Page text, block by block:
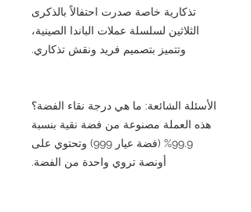
تذكارية خاصة صدرت احتفالاً بالذكرى
الثلاثين لسلسلة عملات الباندا الصينية،
وتتميز بتصميم فريد ونقش تذكاري.
الأسئلة الشائعة: ما هي درجة نقاء الفضة؟
هذه العملة مصنوعة من فضة نقية بنسبة
99.9% (فضة عيار 999) وتحتوي على
أونصة تروي واحدة من الفضة.